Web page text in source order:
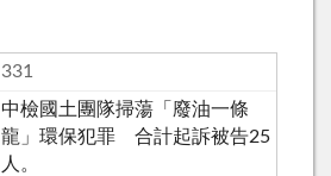
331
中檢國土團隊掃蕩「廢油一條
龍」環保犯罪 合計起訴被告25
人。